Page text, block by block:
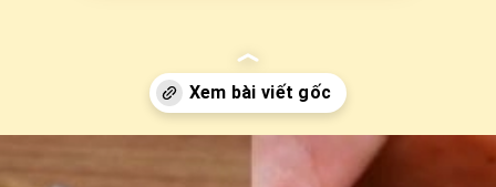
https://erci.edu.vn/cau-do-ve-banh-tet